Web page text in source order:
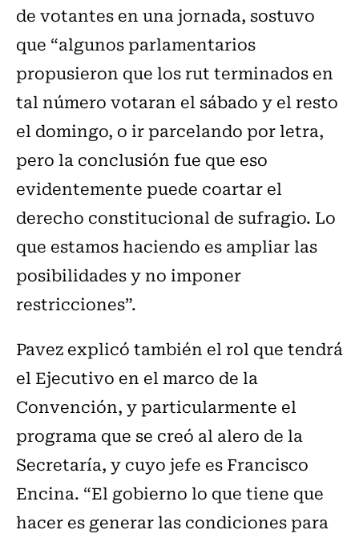
de votantes en una jornada, sostuvo
que “algunos parlamentarios
propusieron que los rut terminados en
tal número votaran el sábado y el resto
el domingo, o ir parcelando por letra,
pero la conclusión fue que eso
evidentemente puede coartar el
derecho constitucional de sufragio. Lo
que estamos haciendo es ampliar las
posibilidades y no imponer
restricciones”.
Pavez explicó también el rol que tendrá
el Ejecutivo en el marco de la
Convención, y particularmente el
programa que se creó al alero de la
Secretaría, y cuyo jefe es Francisco
Encina. “El gobierno lo que tiene que
hacer es generar las condiciones para